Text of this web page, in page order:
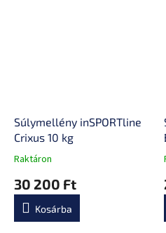
Súlymellény inSPORTline
Crixus 10 kg
A
átlagos
értékelése
Raktáron
30 200 Ft
Kosárba